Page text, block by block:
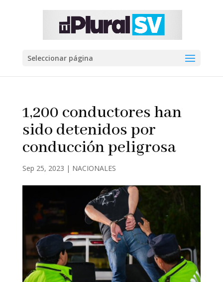
Seleccionar página
1,200 conductores han
sido detenidos por
conducción peligrosa
Sep 25, 2023 | NACIONALES